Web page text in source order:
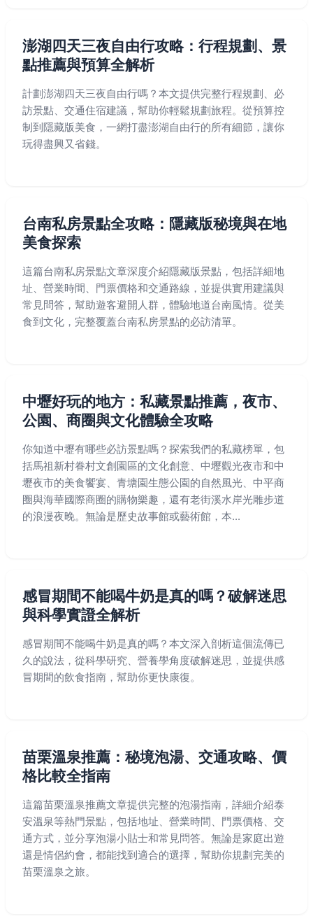
澎湖四天三夜自由行攻略：行程規劃、景
點推薦與預算全解析
計劃澎湖四天三夜自由行嗎？本文提供完整行程規劃、必
訪景點、交通住宿建議，幫助你輕鬆規劃旅程。從預算控
制到隱藏版美食，一網打盡澎湖自由行的所有細節，讓你
玩得盡興又省錢。
台南私房景點全攻略：隱藏版秘境與在地
美食探索
這篇台南私房景點文章深度介紹隱藏版景點，包括詳細地
址、營業時間、門票價格和交通路線，並提供實用建議與
常見問答，幫助遊客避開人群，體驗地道台南風情。從美
食到文化，完整覆蓋台南私房景點的必訪清單。
中壢好玩的地方：私藏景點推薦，夜市、
公園、商圈與文化體驗全攻略
你知道中壢有哪些必訪景點嗎？探索我們的私藏榜單，包
括馬祖新村眷村文創園區的文化創意、中壢觀光夜市和中
壢夜市的美食饗宴、青塘園生態公園的自然風光、中平商
圈與海華國際商圈的購物樂趣，還有老街溪水岸光雕步道
的浪漫夜晚。無論是歷史故事館或藝術館，本...
感冒期間不能喝牛奶是真的嗎？破解迷思
與科學實證全解析
感冒期間不能喝牛奶是真的嗎？本文深入剖析這個流傳已
久的說法，從科學研究、營養學角度破解迷思，並提供感
冒期間的飲食指南，幫助你更快康復。
苗栗溫泉推薦：秘境泡湯、交通攻略、價
格比較全指南
這篇苗栗溫泉推薦文章提供完整的泡湯指南，詳細介紹泰
安溫泉等熱門景點，包括地址、營業時間、門票價格、交
通方式，並分享泡湯小貼士和常見問答。無論是家庭出遊
還是情侶約會，都能找到適合的選擇，幫助你規劃完美的
苗栗溫泉之旅。